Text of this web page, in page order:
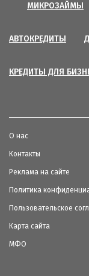
МИКРОЗАЙМЫ
АВТОКРЕДИТЫ
КРЕДИТЫ ДЛЯ
О нас
Контакты
Реклама на сайте
Политика
Пользовательское
Карта сайта
МФО